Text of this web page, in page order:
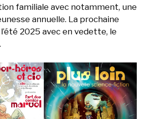
familiale avec notamment, une
annuelle. La prochaine
2025 avec en vedette, le